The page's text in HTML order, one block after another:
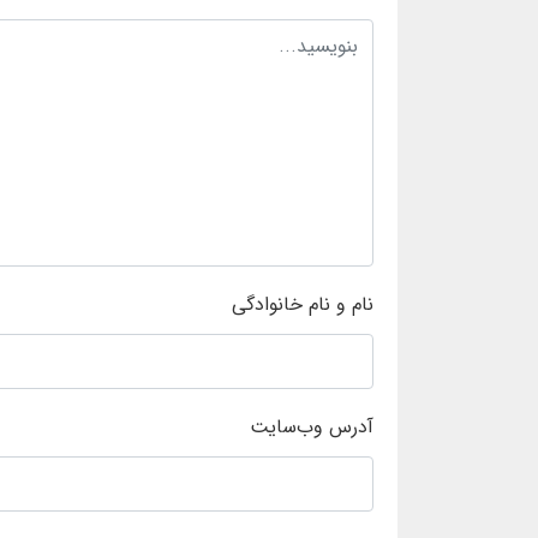
نام و نام خانوادگی
آدرس وب‌سایت